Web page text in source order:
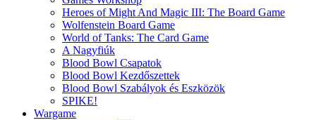
Heroes of Might And Magic III: The Board Game
Wolfenstein Board Game
World of Tanks: The Card Game
A Nagyfiúk
Blood Bowl Csapatok
Blood Bowl Kezdőszettek
Blood Bowl Szabályok és Eszközök
SPIKE!
Wargame